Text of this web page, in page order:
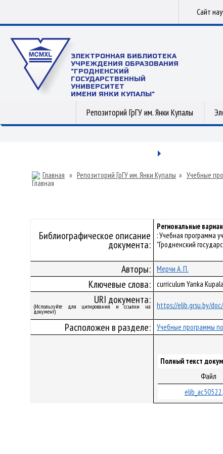
Сайт
ЭЛЕКТРОННАЯ БИБЛИОТЕКА
УЧРЕЖДЕНИЯ ОБРАЗОВАНИЯ
"ГРОДНЕНСКИЙ
ГОСУДАРСТВЕННЫЙ
УНИВЕРСИТЕТ
ИМЕНИ ЯНКИ КУПАЛЫ"
Репозиторий ГрГУ им. Янки Купалы
Главная » Репозиторий ГрГУ им. Янки Купалы » Учебные
Библиографическое описание
документа:
Региональные
: Учебная программа
"Гродненский
Авторы: Мерчи А. П.
Ключевые слова: curriculum Yanka
URI документа:
(Используйте для цитирования и ссылки на
документ)
https://elib.grsu.by/
Расположен в разделе: Учебные программы
Полный текст
Файл